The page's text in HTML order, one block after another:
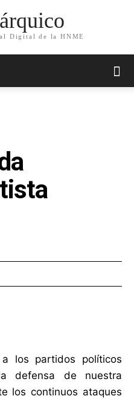
Digital de la HNME
los partidos políticos
defensa de nuestra
los continuos ataques